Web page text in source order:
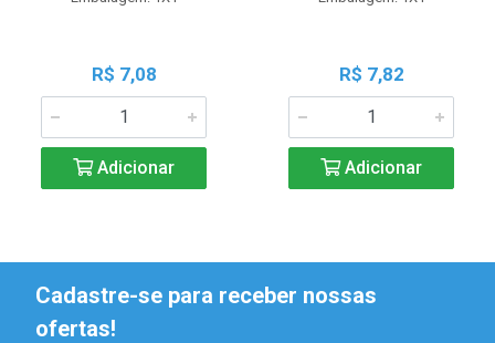
R$ 7,08
Adicionar
R$ 7,82
Adicionar
Cadastre-se para receber nossas
ofertas!